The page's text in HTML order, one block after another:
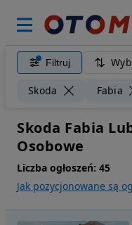
Filtruj
Skoda Fabia
Skoda Fabia
Osobowe
Liczba ogłoszeń: 45
Jak pozycjonowane są